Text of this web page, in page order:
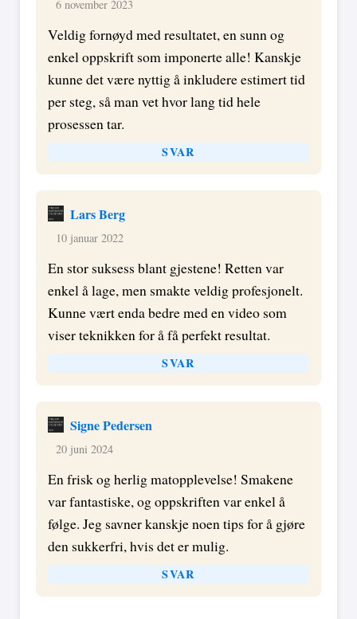
6 november 2023
Veldig fornøyd med resultatet, en sunn og
enkel oppskrift som imponerte alle! Kanskje
kunne det være nyttig å inkludere estimert tid
per steg, så man vet hvor lang tid hele
prosessen tar.
SVAR
Lars Berg
10 januar 2022
En stor suksess blant gjestene! Retten var
enkel å lage, men smakte veldig profesjonelt.
Kunne vært enda bedre med en video som
viser teknikken for å få perfekt resultat.
SVAR
Signe Pedersen
20 juni 2024
En frisk og herlig matopplevelse! Smakene
var fantastiske, og oppskriften var enkel å
følge. Jeg savner kanskje noen tips for å gjøre
den sukkerfri, hvis det er mulig.
SVAR